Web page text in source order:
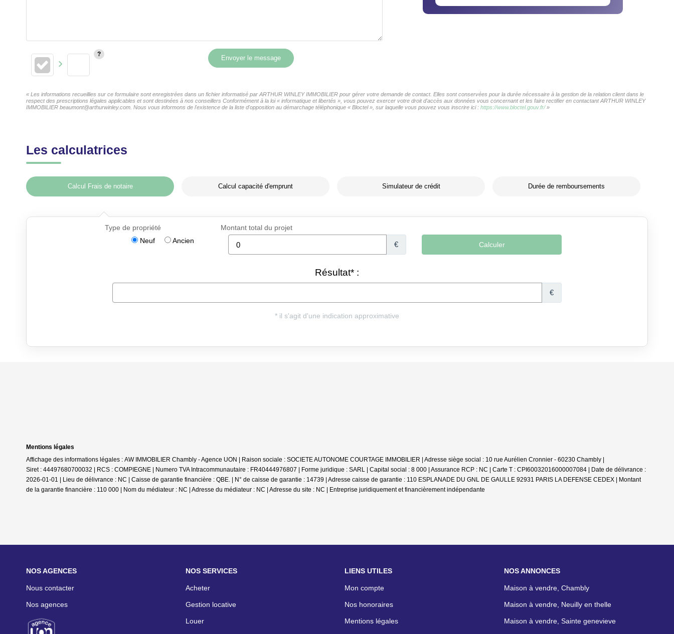
Envoyer le message
« Les informations recueillies sur ce formulaire sont enregistrées dans un fichier informatisé par ARTHUR WINLEY IMMOBILIER pour gérer votre demande de contact. Elles sont conservées pour la durée nécessaire à la gestion de la relation client dans le
respect des prescriptions légales applicables et sont destinées à nos conseillers Conformément à la loi « informatique et libertés », vous pouvez exercer votre droit d'accès aux données vous concernant et les faire rectifier en contactant ARTHUR WINLEY
IMMOBILIER beaumont@arthurwinley.com. Nous vous informons de l'existence de la liste d'opposition au démarchage téléphonique « Bloctel », sur laquelle vous pouvez vous inscrire ici : https://www.bloctel.gouv.fr/»
Les calculatrices
Calcul Frais de notaire Calcul capacité d'emprunt Simulateur de crédit Durée de remboursements
Mentions légales
Affichage des informations légales : AW IMMOBILIER Chambly - Agence UON | Raison sociale : SOCIETE AUTONOME COURTAGE IMMOBILIER | Adresse siège social : 10 rue Aurélien Cronnier - 60230 Chambly |
Siret : 44497680700032 | RCS : COMPIEGNE | Numero TVA Intracommunautaire : FR40444976807 | Forme juridique : SARL | Capital social : 8 000 | Assurance RCP : NC | Carte T : CPI60032016000007084 | Date de délivrance :
2026-01-01 | Lieu de délivrance : NC | Caisse de garantie financière : QBE. | N° de caisse de garantie : 14739 | Adresse caisse de garantie : 110 ESPLANADE DU GNL DE GAULLE 92931 PARIS LA DEFENSE CEDEX | Montant
de la garantie financière : 110 000 | Nom du médiateur : NC | Adresse du médiateur : NC | Adresse du site : NC |
Entreprise juridiquement et financièrement indépendante
NOS AGENCES
Nous contacter
Nos agences
NOS SERVICES
Acheter
Gestion locative
Louer
LIENS UTILES
Mon compte
Nos honoraires
Mentions légales
NOS ANNONCES
Maison à vendre, Chambly
Maison à vendre, Neuilly en thelle
Maison à vendre, Sainte genevieve